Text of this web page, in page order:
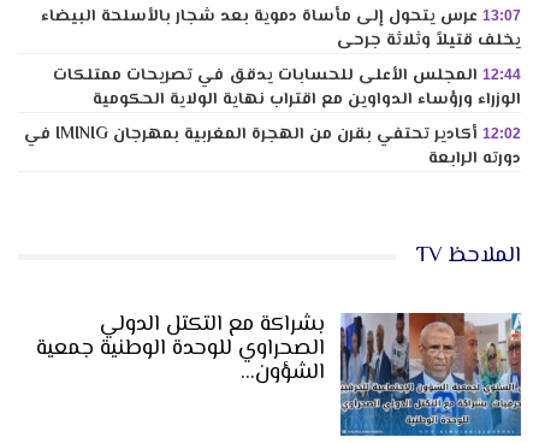
13:07 عرس يتحول إلى مأساة دموية بعد شجار بالأسلحة البيضاء
يخلف قتيلاً وثلاثة جرحى
12:44 المجلس الأعلى للحسابات يدقق في تصريحات ممتلكات
الوزراء ورؤساء الدواوين مع اقتراب نهاية الولاية الحكومية
12:02
أكادير تحتفي بقرن من الهجرة المغربية بمهرجان IMINIG في
دورته الرابعة
الملاحظ TV
بشراكة مع التكتل الدولي
الصحراوي للوحدة الوطنية جمعية
الشؤون…